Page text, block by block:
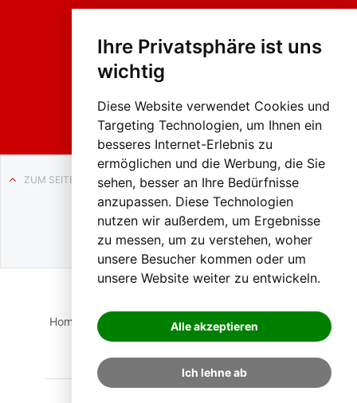
Ihre Privatsphäre ist uns
wichtig
Diese Website verwendet Cookies und
Targeting Technologien, um Ihnen ein
besseres Internet-Erlebnis zu
ermöglichen und die Werbung, die Sie
sehen, besser an Ihre Bedürfnisse
anzupassen. Diese Technologien
nutzen wir außerdem, um Ergebnisse
zu messen, um zu verstehen, woher
unsere Besucher kommen oder um
unsere Website weiter zu entwickeln.
Alle akzeptieren
Ich lehne ab
sumzug
Liezen
ZUM SEITENANFANG
Auf BLO24.at werben?
+43 (0)664 2226600
Home Suche Login Impressum
Datenschutz